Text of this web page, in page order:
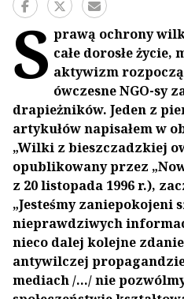
S prawą ochrony
całe dorosłe
aktywizm
ówczesne NGO-sy
drapieżników. Jeden z
artykułów napisałem w
„Wilki z bieszczadzkiej
opublikowany przez
z 20 listopada 1996 r.),
„Jesteśmy zaniepokojeni
nieprawdziwych
nieco dalej kolejne
antywilczej
mediach /…/ nie